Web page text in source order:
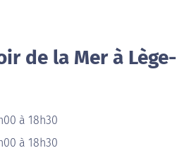
de la Mer à Lège-
à 18h30
à 18h30